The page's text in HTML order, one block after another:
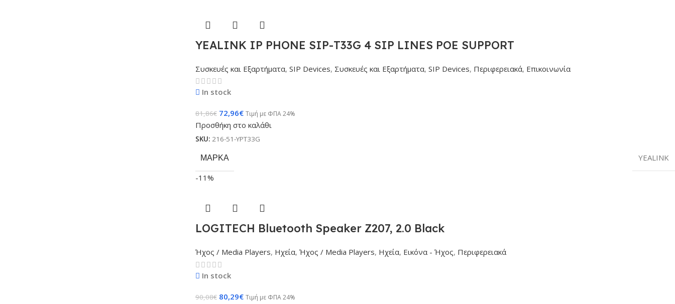
YEALINK IP PHONE SIP-T33G 4 SIP LINES POE SUPPORT
Συσκευές και Εξαρτήματα, SIP Devices, Συσκευές και Εξαρτήματα, SIP Devices, Περιφερειακά, Επικοινωνία
In stock
81,86€ 72,96€ Τιμή με ΦΠΑ 24%
Προσθήκη στο καλάθι
SKU: 216-51-YPT33G
ΜΆΡΚΑ
YEALINK
-11%
LOGITECH Bluetooth Speaker Z207, 2.0 Black
Ήχος / Media Players, Ηχεία, Ήχος / Media Players, Ηχεία, Εικόνα - Ήχος, Περιφερειακά
In stock
90,08€ 80,29€ Τιμή με ΦΠΑ 24%